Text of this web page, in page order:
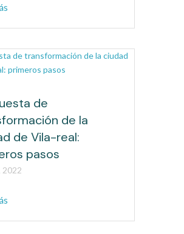
de
de la
de Vila-real:
pasos
2022